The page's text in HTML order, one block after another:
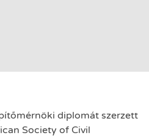
diplomát szerzett
Society of Civil